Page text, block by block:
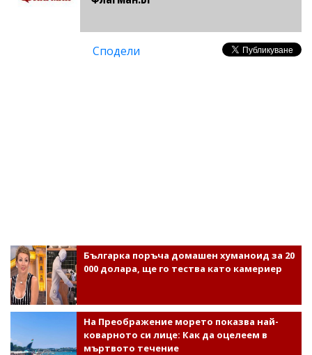
Сподели
Българка поръча домашен хуманоид за 20
000 долара, ще го тества като камериер
На Преображение морето показва най-
коварното си лице: Как да оцелеем в
мъртвото течение